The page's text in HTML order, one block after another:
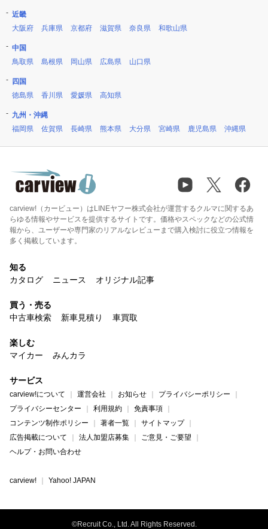
近畿
大阪府
兵庫県 京都府 滋賀県 奈良県 和歌山県
中国
鳥取県
島根県 岡山県 広島県 山口県
四国
徳島県
香川県 愛媛県 高知県
九州・沖縄
福岡県
佐賀県 長崎県 熊本県 大分県 宮崎県 鹿児島県 沖縄県
carview!（カービュー）はLINEヤフー株式会社が運営するクルマに関するあ
らゆる情報やサービスを提供するサイトです。価格やスペックなどの公式情
報から、ユーザーや専門家のリアルなレビューまで購入検討に役立つ情報を
多く掲載しています。
知る
カタログ
ニュース オリジナル記事
買う・売る
中古車検索
新車見積り 車買取
楽しむ
マイカー
みんカラ
サービス
carview!について 運営会社 お知らせ
プライバシーポリシー
プライバシーセンター
利用規約
免責事項
コンテンツ制作ポリシー
著者一覧
サイトマップ
広告掲載について
法人加盟店募集
ご意見・ご要望
ヘルプ・お問い合わせ
carview! Yahoo! JAPAN
©Recruit Co., Ltd. All Rights Reserved.